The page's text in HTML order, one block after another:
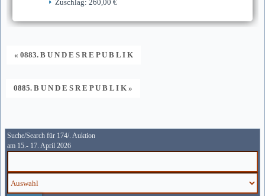
Zuschlag: 260,00 €
« 0883. B U N D E S R E P U B L I K
0885. B U N D E S R E P U B L I K »
Suche/Search für 174/. Auktion
am 15.- 17. April 2026